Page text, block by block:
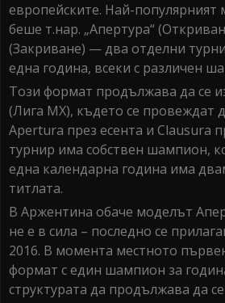
европейските. Най-популярният
беше т.нар. „Апертура“
(Закриване) — два отделни
една година, всеки с различен
Този формат продължава да се
(Лига MX), където се провеждат
Apertura през есента и Clausura
турнир има собствен шампион,
една календарна година има
титлата.
В Аржентина обаче моделът
не е в сила – последно се
2016. В момента местното
формат с един шампион за
структурата да продължава да